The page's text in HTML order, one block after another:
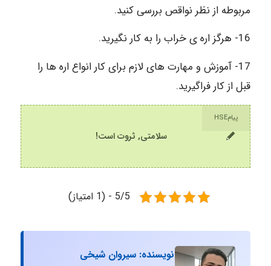
مربوطه از نظر نواقص بررسی کنید.
16- هرگز اره ی خراب را به کار نگیرید.
17- آموزش و مهارت های لازم برای کار انواع اره ها را
قبل از کار فراگیرید.
پیامHSE
سلامتی, ثروت است!
5/5 - (1 امتیاز)
نویسنده: سیروان شیخی